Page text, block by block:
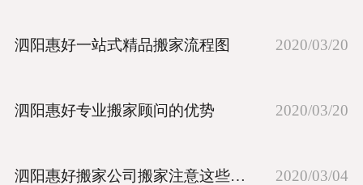
泗阳惠好一站式精品搬家流程图 2020/03/20
泗阳惠好专业搬家顾问的优势 2020/03/20
泗阳惠好搬家公司搬家注意这些细节百利而无一 2020/03/04